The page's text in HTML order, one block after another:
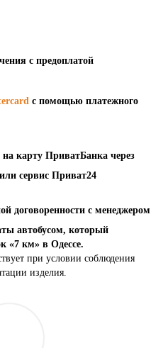
с предоплатой
с помощью платежного
на карту ПриватБанка через
сервис Приват24
договоренности с менеджером
автобусом, который
«7 км» в Одессе.
при условии соблюдения
изделия.